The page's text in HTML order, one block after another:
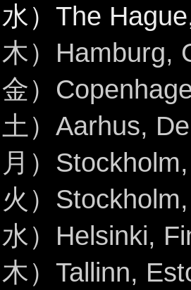
）The
）Hamburg,
）
）Aarhus,
）
）
）Helsinki,
）Tallinn,